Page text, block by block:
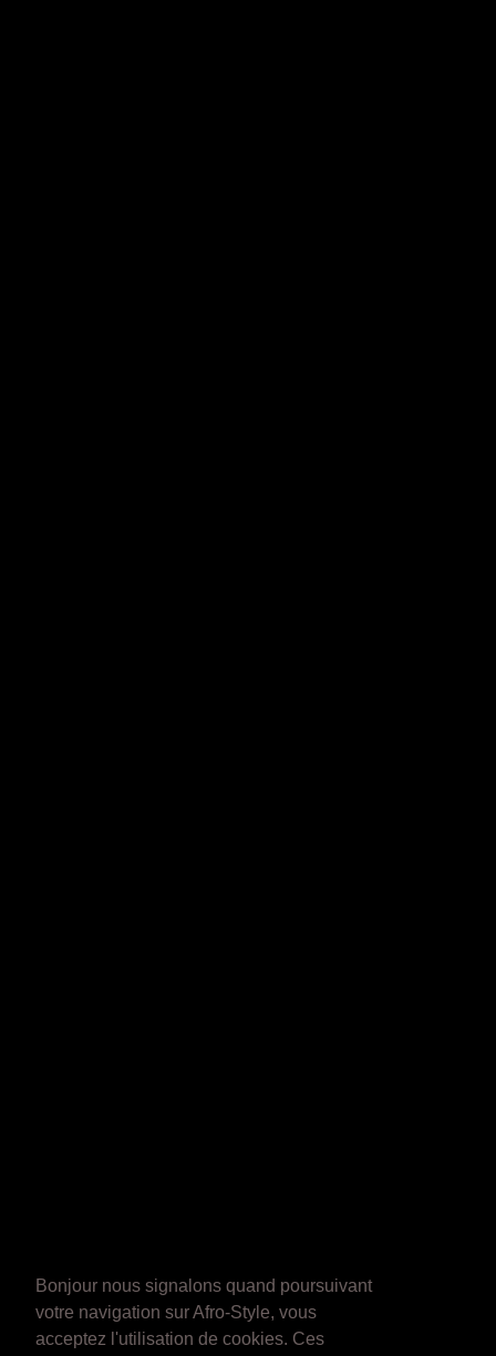
Bonjour nous signalons quand poursuivant
votre navigation sur Afro-Style, vous
acceptez l'utilisation de cookies. Ces